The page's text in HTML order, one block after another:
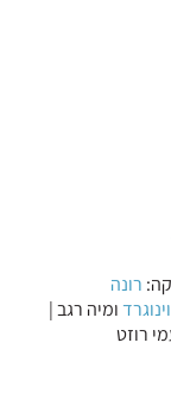
רונה
ומיה רגב |
רוזט